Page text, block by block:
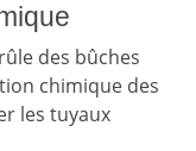
des bûches
chimique des
les tuyaux